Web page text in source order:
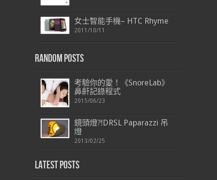
女士智能手機– HTC Rhyme
2011/10/11
Random Posts
考驗你的愛！《SnoreLab》
鼻鼾記錄程式
2015/06/23
鏡頭燈?!DRSL Paparazzi 吊
燈
2013/02/25
Latest Posts